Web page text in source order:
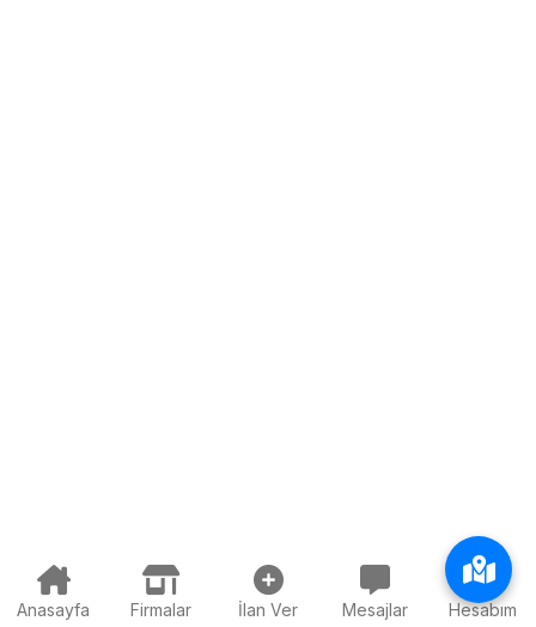
Anasayfa Firmalar İlan Ver Mesajlar Hesabım